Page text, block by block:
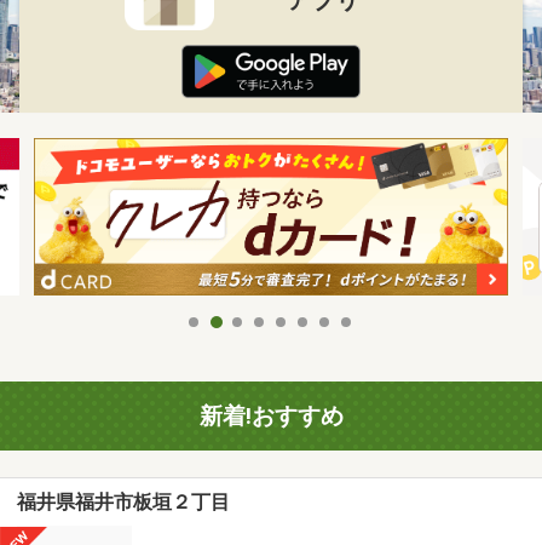
新着!おすすめ
福井県福井市板垣２丁目